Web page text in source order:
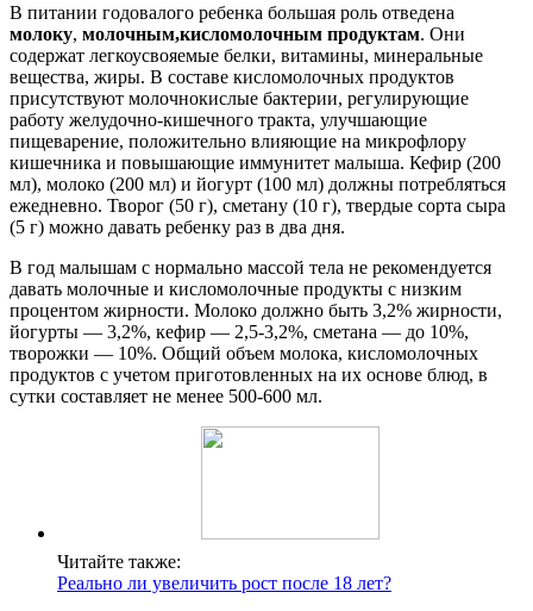
В питании годовалого ребенка большая роль отведена
молоку, молочным,кисломолочным продуктам. Они
содержат легкоусвояемые белки, витамины, минеральные
вещества, жиры. В составе кисломолочных продуктов
присутствуют молочнокислые бактерии, регулирующие
работу желудочно-кишечного тракта, улучшающие
пищеварение, положительно влияющие на микрофлору
кишечника и повышающие иммунитет малыша. Кефир (200
мл), молоко (200 мл) и йогурт (100 мл) должны потребляться
ежедневно. Творог (50 г), сметану (10 г), твердые сорта сыра
(5 г) можно давать ребенку раз в два дня.
В год малышам с нормально массой тела не рекомендуется
давать молочные и кисломолочные продукты с низким
процентом жирности. Молоко должно быть 3,2% жирности,
йогурты — 3,2%, кефир — 2,5-3,2%, сметана — до 10%,
творожки — 10%. Общий объем молока, кисломолочных
продуктов с учетом приготовленных на их основе блюд, в
сутки составляет не менее 500-600 мл.
Читайте также:
Реально ли увеличить рост после 18 лет?